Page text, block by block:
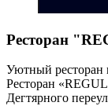
Ресторан
Уютный ресторан
Ресторан
Дегтярного